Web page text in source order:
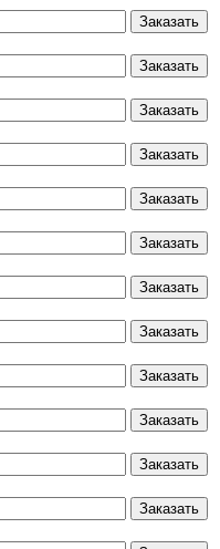
Заказать
Заказать
Заказать
Заказать
Заказать
Заказать
Заказать
Заказать
Заказать
Заказать
Заказать
Заказать